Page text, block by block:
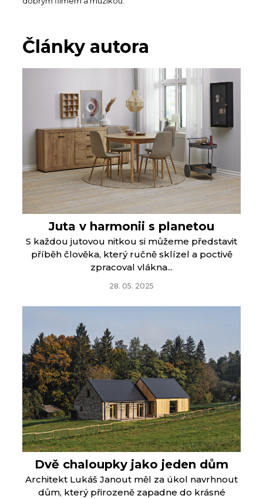
Články autora
Juta v harmonii s planetou
S každou jutovou nitkou si můžeme představit
příběh člověka, který ručně sklízel a poctivě
zpracoval vlákna...
28. 05. 2025
Dvě chaloupky jako jeden dům
Architekt Lukáš Janout měl za úkol navrhnout
dům, který přirozeně zapadne do krásné